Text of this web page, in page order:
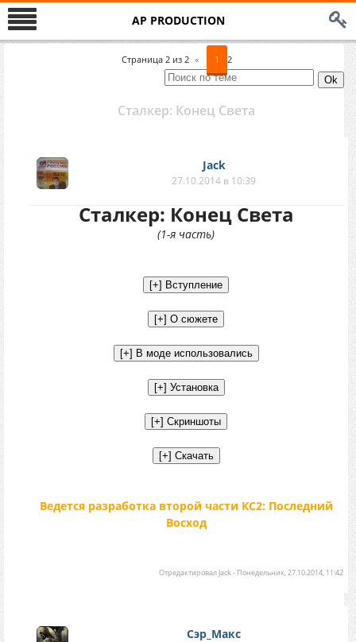
AP PRODUCTION
Страница 2 из 2 « 1 2
Сталкер: Конец Света
Jack
27.10.2014 в 10:39
Сталкер: Конец Света
(1-я часть)
Ведется разработка второй части КС2: Последний
Восход
Отредактировал Jack- Понедельник, 27.10.2014, 11:42
Сэр_Макс